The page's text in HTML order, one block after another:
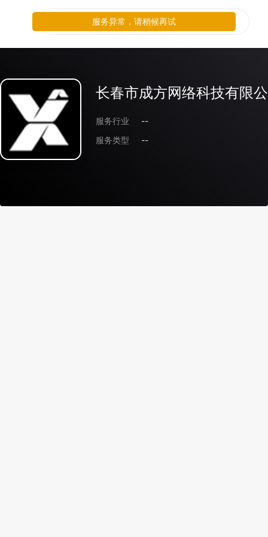
长春市成方网络科技有限
服务行业
--
服务类型
--
服务异常，请稍候再试